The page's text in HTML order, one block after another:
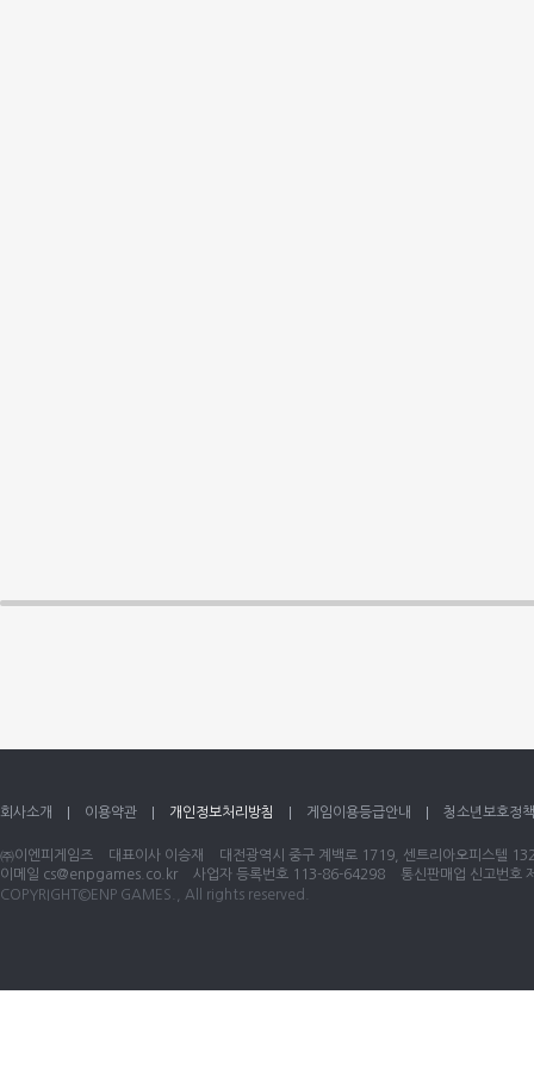
회사소개 이용약관 개인정보처리방침 게임이용등급안내 청소년보호정책
㈜이엔피게임즈 대표이사 이승재
대전광역시 중구 계백로 1719, 센트리아오피스텔
이메일 cs@enpgames.co.kr 사업자 등록번호 113-86-64298
통신판매업 신고번호
COPYRIGHT©ENP GAMES., All rights reserved.